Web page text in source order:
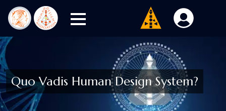
Quo Vadis Human Design System?